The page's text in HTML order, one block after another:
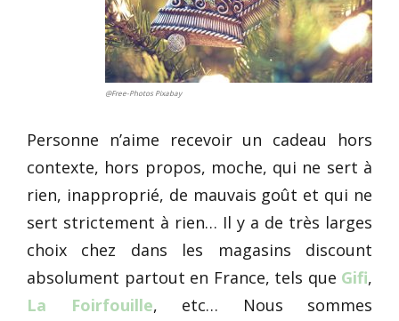
@Free-Photos Pixabay
Personne n’aime recevoir un cadeau hors
contexte, hors propos, moche, qui ne sert à
rien, inapproprié, de mauvais goût et qui ne
sert strictement à rien… Il y a de très larges
choix chez dans les magasins discount
absolument partout en France, tels que Gifi,
La Foirfouille, etc… Nous sommes